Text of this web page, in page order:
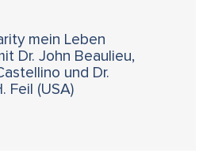
mein Leben
Dr. John Beaulieu,
und Dr.
Feil (USA)